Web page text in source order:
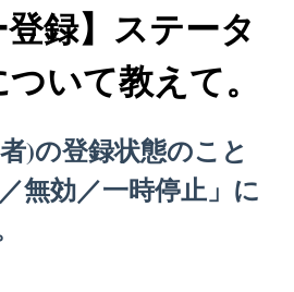
登録】ステータ
いて教えて。
)の登録状態のこと
無効／一時停止」に